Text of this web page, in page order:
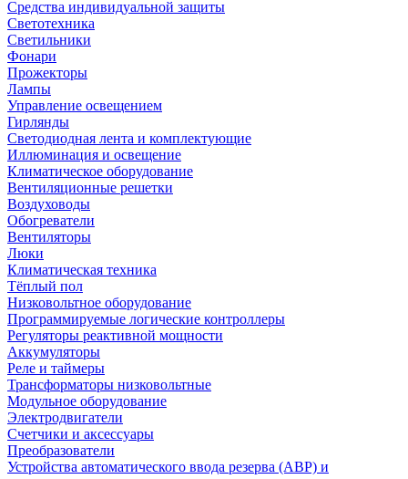
Средства индивидуальной защиты
Светотехника
Светильники
Фонари
Прожекторы
Лампы
Управление освещением
Гирлянды
Светодиодная лента и комплектующие
Иллюминация и освещение
Климатическое оборудование
Вентиляционные решетки
Воздуховоды
Обогреватели
Вентиляторы
Люки
Климатическая техника
Тёплый пол
Низковольтное оборудование
Программируемые логические контроллеры
Регуляторы реактивной мощности
Аккумуляторы
Реле и таймеры
Трансформаторы низковольтные
Модульное оборудование
Электродвигатели
Счетчики и аксессуары
Преобразователи
Устройства автоматического ввода резерва (АВР) и